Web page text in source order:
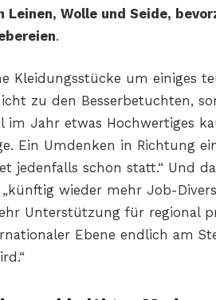
Leinen, Wolle und Seide,
.
Kleidungsstücke um einiges
zu den Besserbetuchten,
im Jahr etwas Hochwertiges
Ein Umdenken in Richtung
jedenfalls schon statt.“ Und
wieder mehr Job-
Unterstützung für regional
Ebene endlich am